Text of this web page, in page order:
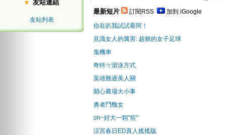
友站連結
友站列表
最新短片 訂閱RSS
加到 iGoogle
你在叭我試試看阿！
見識女人的厲害: 超狠的女子足球
鬼機車
奇特ㄉ游泳方式
英雄難過美人關
開心農場大小事
勇者鬥醜女
oh~好大一顆"痘"
涼宮春日ED真人搖搖版